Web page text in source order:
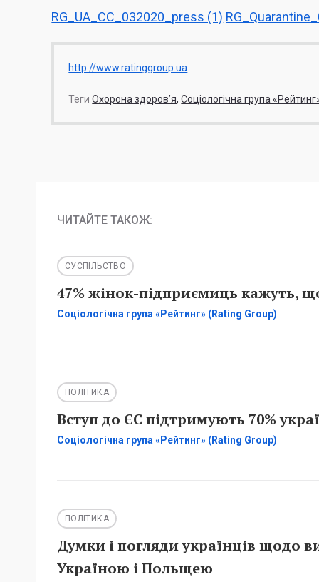
RG_UA_CC_032020_press (1)
http://www.ratinggroup.ua
Теги Охорона здоров’я Соціологічна група
ЧИТАЙТЕ ТАКОЖ:
СУСПІЛЬСТВО
47% жінок-підприємиць кажуть,
Соціологічна група «Рейтинг» (Rating Group)
ПОЛІТИКА
Вступ до ЄС підтримують 70%
Соціологічна група «Рейтинг» (Rating Group)
ПОЛІТИКА
Думки і погляди українців щодо
Україною і Польщею